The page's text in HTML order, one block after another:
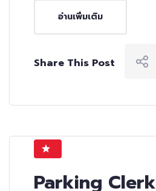
อ่านเพิ่มเติม
Share This Post
Parking Clerk